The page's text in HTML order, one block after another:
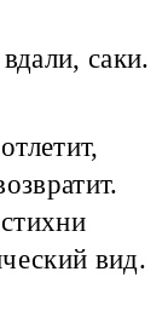
саки.
вид.